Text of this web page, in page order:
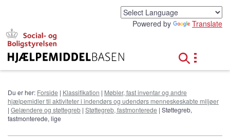
Powered by Translate
Du er her: Forside | Klassifikation | Møbler, fast inventar og andre
hjælpemidler til aktiviteter i indendørs og udendørs menneskeskabte miljøer
| Gelændere og støttegreb | Støttegreb, fastmonterede | Støttegreb,
fastmonterede, lige